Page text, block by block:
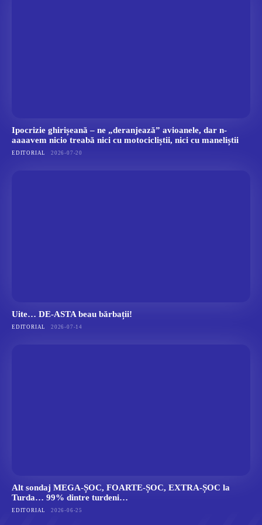
Ipocrizie ghirișeană – ne „deranjează” avioanele, dar n-
aaaavem nicio treabă nici cu motocicliștii, nici cu maneliștii
EDITORIAL 2026-07-20
Uite… DE-ASTA beau bărbații!
EDITORIAL 2026-07-14
Alt sondaj MEGA-ȘOC, FOARTE-ȘOC, EXTRA-ȘOC la
Turda… 99% dintre turdeni…
EDITORIAL 2026-06-25